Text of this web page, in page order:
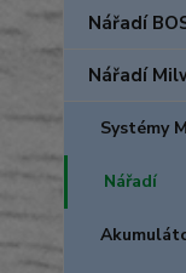
Nářadí
Nářadí
Systémy
Nářadí